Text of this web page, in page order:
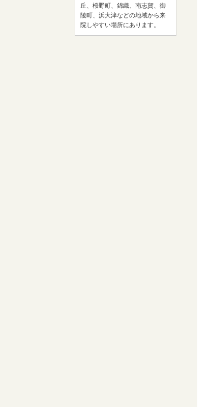
丘、桜野町、錦織、南志賀、御
陵町、浜大津などの地域から来
院しやすい場所にあります。